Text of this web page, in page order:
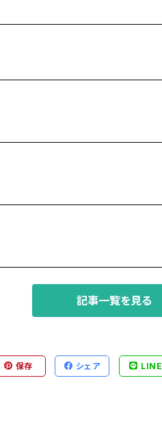
記事一覧を見る
保存 シェア LINE